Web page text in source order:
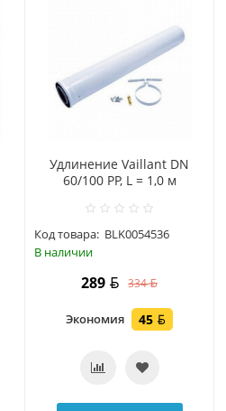
Удлинение Vaillant DN
60/100 PP, L = 1,0 м
Код товара: BLK0054536
В наличии
289 334
Экономия 45